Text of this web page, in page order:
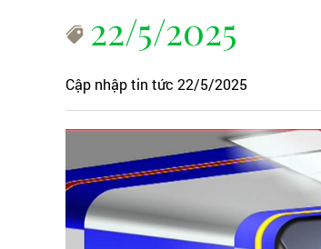
22/5/2025
Cập nhập tin tức 22/5/2025